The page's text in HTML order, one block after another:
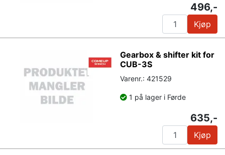
496,-
Kjøp
Gearbox & shifter kit for
CUB-3S
Varenr.: 421529
1 på lager i Førde
635,-
Kjøp